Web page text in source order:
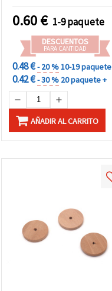
bisutería, macramé y
manualidades DIY
0.60€ 1-9 paquete
DESCUENTOS
PARA CANTIDAD
0.48 €- 20 %10-19 paquete
0.42 €- 30 % 20 paquete +
AÑADIR AL CARRITO